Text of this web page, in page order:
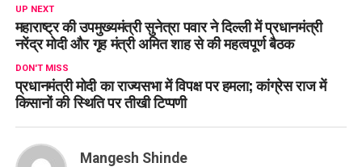
UP NEXT
महाराष्ट्र की उपमुख्यमंत्री सुनेत्रा पवार ने दिल्ली में प्रधानमंत्री
नरेंद्र मोदी और गृह मंत्री अमित शाह से की महत्वपूर्ण बैठक
DON'T MISS
प्रधानमंत्री मोदी का राज्यसभा में विपक्ष पर हमला; कांग्रेस राज में
किसानों की स्थिति पर तीखी टिप्पणी
Mangesh Shinde